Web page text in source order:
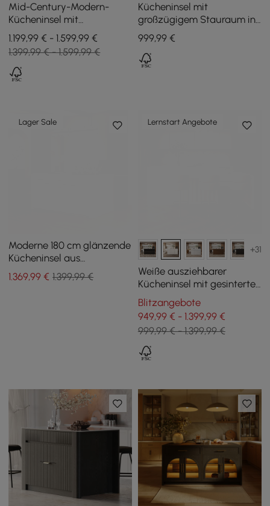
Mid-Century-Modern-
Kücheninsel mit
glänzender Steinplatte
und Stauraum in
Naturfarben, 183 cm
1.199,99 € - 1.599,99 €
1.399,99 € - 1.599,99 €
Kücheninsel mit
großzügigem Stauraum in
Weiß, 180 cm
999,99€
Lager Sale
Moderne 180 cm glänzende
Kücheninsel aus
gesintertem Stein mit
Schränken &
1.369,99 € 1.399,99 €
Lernstart Angebote
+31
Weiße ausziehbarer
Kücheninsel mit gesinterte
Steinplatte von 2050 mm
bis 2680 mm
Blitzangebote
949,99 € - 1.399,99 €
999,99 € - 1.399,99 €